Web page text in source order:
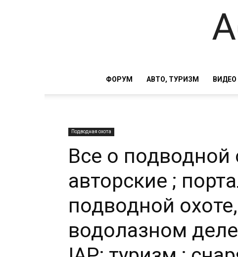
ФОРУМ АВТО, ТУРИЗМ ВИДЕО
Подводная охота
Все о подводной
авторские ;
подводной
водолазном